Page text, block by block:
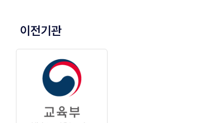
이전기관